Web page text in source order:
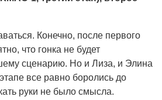
Конечно, после первого
что гонка не будет
сценарию. Но и Лиза, и Элина
все равно боролись до
руки не было смысла.